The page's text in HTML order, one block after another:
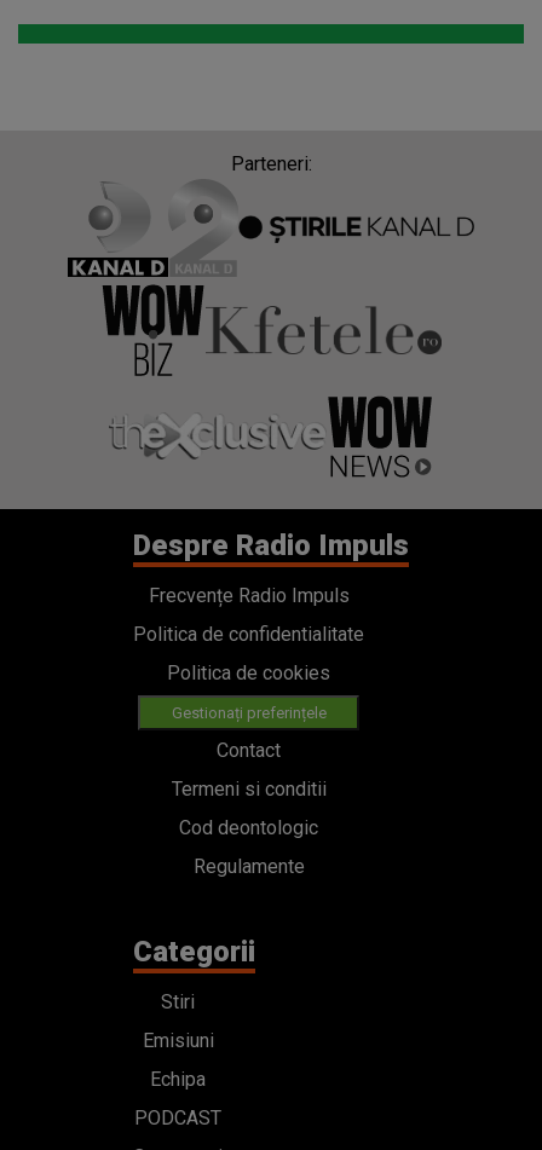
Parteneri:
Despre Radio Impuls
Frecvențe Radio Impuls
Politica de confidentialitate
Politica de cookies
Gestionați preferințele
Contact
Termeni si conditii
Cod deontologic
Regulamente
Categorii
Stiri
Emisiuni
Echipa
PODCAST